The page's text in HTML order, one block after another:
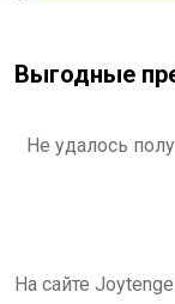
Выгодные
Не удалось
На сайте